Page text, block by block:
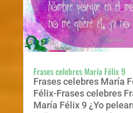
Frases celebres María Félix 9
Frases celebres María
Félix-Frases celebres
María Félix 9 ¿Yo